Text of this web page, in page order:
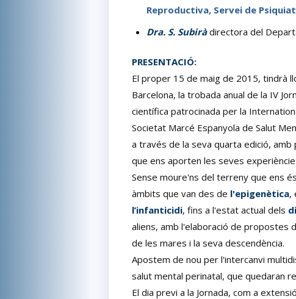
Reproductiva, Servei de
Dra. S. Subiràdirectora del
PRESENTACIÓ:
El proper 15 de maig de 2015, tindrà
Barcelona, la trobada anual de la IV
científica patrocinada per la
Societat Marcé Espanyola de Salut
a través de la seva quarta edició, amb
que ens aporten les seves
Sense moure'ns del terreny que ens
àmbits que van des de l'epigenètica,
l’infanticidi, fins a l'estat actual dels
aliens, amb l'elaboració de propostes
de les mares i la seva descendència.
Apostem de nou per l'intercanvi
salut mental perinatal, que quedaran
El dia previ a la Jornada, com a